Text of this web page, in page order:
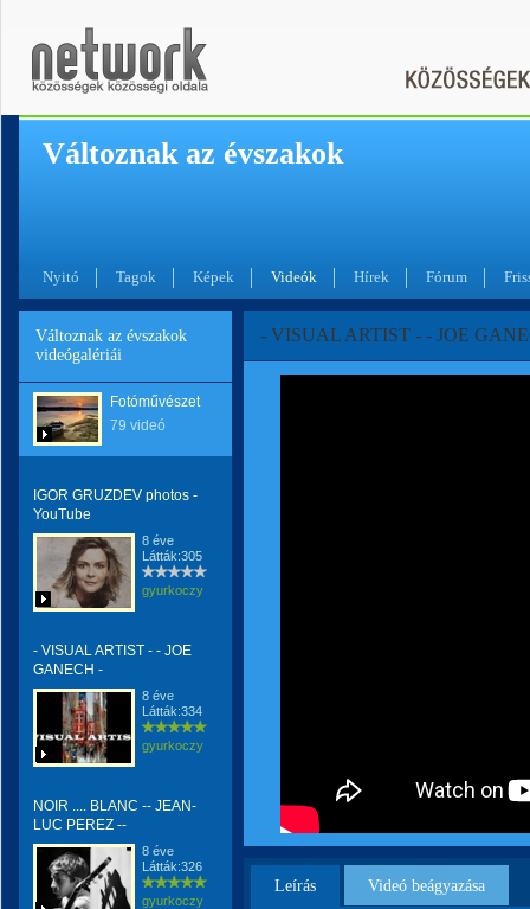
Változnak az évszakok
Nyitó Tagok Képek Videók Hírek Fórum
Változnak az évszakok
videógalériái
Fotóművészet
79 videó
IGOR GRUZDEV photos -
YouTube
8 éve
Látták:305
gyurkoczy
- VISUAL ARTIST - - JOE
GANECH -
8 éve
Látták:334
gyurkoczy
NOIR .... BLANC -- JEAN-
LUC PEREZ --
8 éve
Látták:326
gyurkoczy
- VISUAL ARTIST - - JOE
Leírás Videó beágyazása